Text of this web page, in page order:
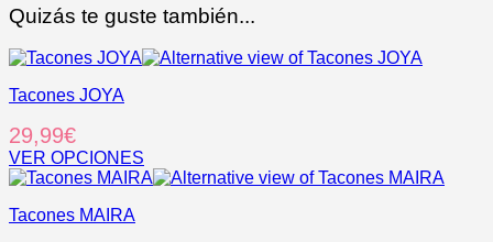
Quizás te guste también...
Tacones JOYA
29,99€
VER OPCIONES
Este
tiene
Tacones MAIRA